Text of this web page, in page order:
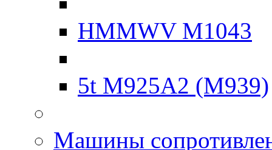
HMMWV M1043
5t M925A2 (M939)
Машины